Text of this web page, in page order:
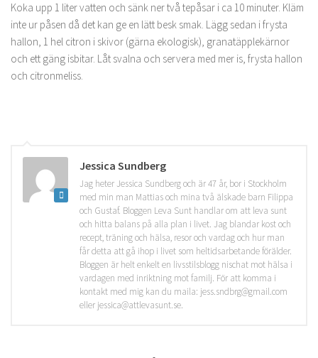
Koka upp 1 liter vatten och sänk ner två tepåsar i ca 10 minuter. Kläm
inte ur påsen då det kan ge en lätt besk smak. Lägg sedan i frysta
hallon, 1 hel citron i skivor (gärna ekologisk), granatäpplekärnor
och ett gäng isbitar. Låt svalna och servera med mer is, frysta hallon
och citronmeliss.
Jessica Sundberg
Jag heter Jessica Sundberg och är 47 år, bor i Stockholm
med min man Mattias och mina två älskade barn Filippa
och Gustaf. Bloggen Leva Sunt handlar om att leva sunt
och hitta balans på alla plan i livet. Jag blandar kost och
recept, träning och hälsa, resor och vardag och hur man
får detta att gå ihop i livet som heltidsarbetande förälder.
Bloggen är helt enkelt en livsstilsblogg nischat mot hälsa i
vardagen med inriktning mot familj. För att komma i
kontakt med mig kan du maila: jess.sndbrg@gmail.com
eller jessica@attlevasunt.se.